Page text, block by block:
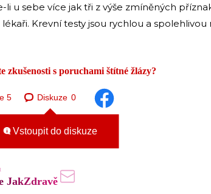
li u sebe více jak tři z výše zmíněných
Krevní testy jsou rychlou a
zkušenosti s poruchami štítné žlázy?
Diskuze 0
Vstoupit do diskuze
JakZdravě